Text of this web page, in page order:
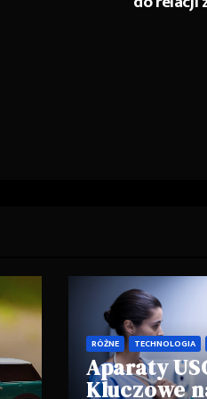
RÓŻNE TECHNOLOGIA
Aparaty
Kluczowe